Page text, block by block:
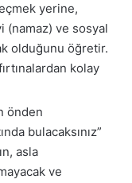
yerine,
(namaz) ve sosyal
olduğunu öğretir.
kolay
önden
bulacaksınız”
asla
ve